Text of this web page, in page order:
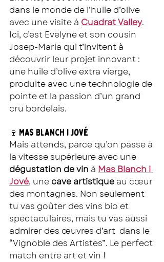
dans le monde de l’huile d’olive
avec une visite à Cuadrat Valley.
Ici, c’est Evelyne et son cousin
Josep-Maria qui t’invitent à
découvrir leur projet innovant :
une huile d’olive extra vierge,
produite avec une technologie de
pointe et la passion d’un grand
cru bordelais.
🍷 Mas Blanch i Jové
Mais attends, parce qu’on passe à
la vitesse supérieure avec une
dégustation de vin à Mas Blanch i
Jové, une cave artistique au cœur
des montagnes. Non seulement
tu vas goûter des vins bio et
spectaculaires, mais tu vas aussi
admirer des œuvres d’art  dans le
“Vignoble des Artistes”. Le perfect
match entre art et vin !